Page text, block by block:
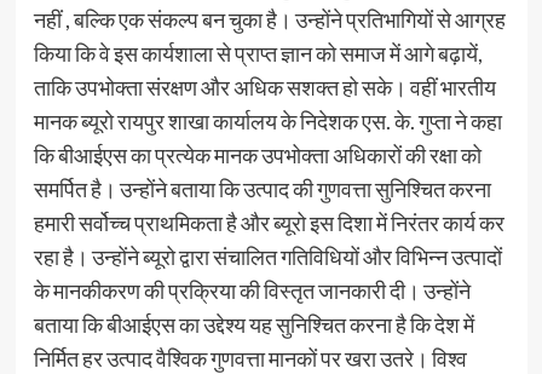
नहीं , बल्कि एक संकल्प बन चुका है। उन्होंने प्रतिभागियों से आग्रह
किया कि वे इस कार्यशाला से प्राप्त ज्ञान को समाज में आगे बढ़ायें,
ताकि उपभोक्ता संरक्षण और अधिक सशक्त हो सके। वहीं भारतीय
मानक ब्यूरो रायपुर शाखा कार्यालय के निदेशक एस. के. गुप्ता ने कहा
कि बीआईएस का प्रत्येक मानक उपभोक्ता अधिकारों की रक्षा को
समर्पित है। उन्होंने बताया कि उत्पाद की गुणवत्ता सुनिश्चित करना
हमारी सर्वोच्च प्राथमिकता है और ब्यूरो इस दिशा में निरंतर कार्य कर
रहा है। उन्होंने ब्यूरो द्वारा संचालित गतिविधियों और विभिन्न उत्पादों
के मानकीकरण की प्रक्रिया की विस्तृत जानकारी दी। उन्होंने
बताया कि बीआईएस का उद्देश्य यह सुनिश्चित करना है कि देश में
निर्मित हर उत्पाद वैश्विक गुणवत्ता मानकों पर खरा उतरे। विश्व